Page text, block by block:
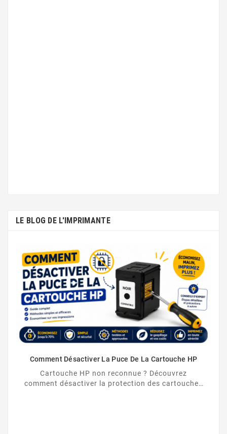
LE BLOG DE L'IMPRIMANTE
Comment Désactiver La Puce De La Cartouche HP
Cartouche HP non reconnue ? Découvrez
comment désactiver la protection des cartouches